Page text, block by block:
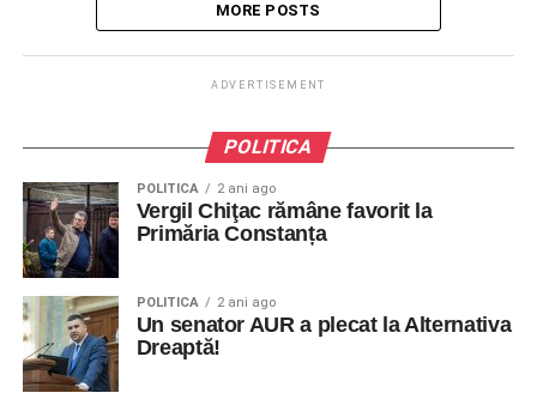
MORE POSTS
ADVERTISEMENT
POLITICA
POLITICA 2 ani ago
Vergil Chiţac rămâne favorit la
Primăria Constanța
POLITICA 2 ani ago
Un senator AUR a plecat la Alternativa
Dreaptă!